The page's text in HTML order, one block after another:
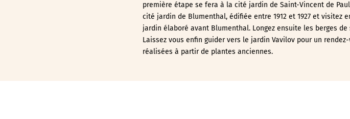
première étape se fera à la cité jardin de Saint-Vincent de
cité jardin de Blumenthal, édifiée entre 1912 et 1927 et visitez
jardin élaboré avant Blumenthal. Longez ensuite les berges
Laissez vous enfin guider vers le jardin Vavilov pour un
réalisées à partir de plantes anciennes.